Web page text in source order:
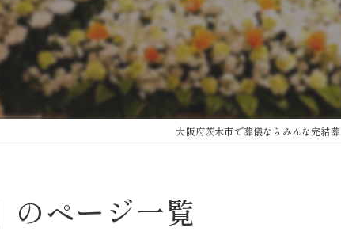
安い
大阪府茨木市で葬儀ならみんな完結葬
ページ一覧